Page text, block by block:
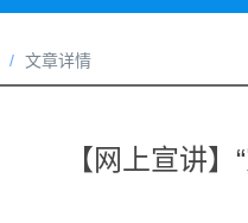
文章详情
【网上宣讲】